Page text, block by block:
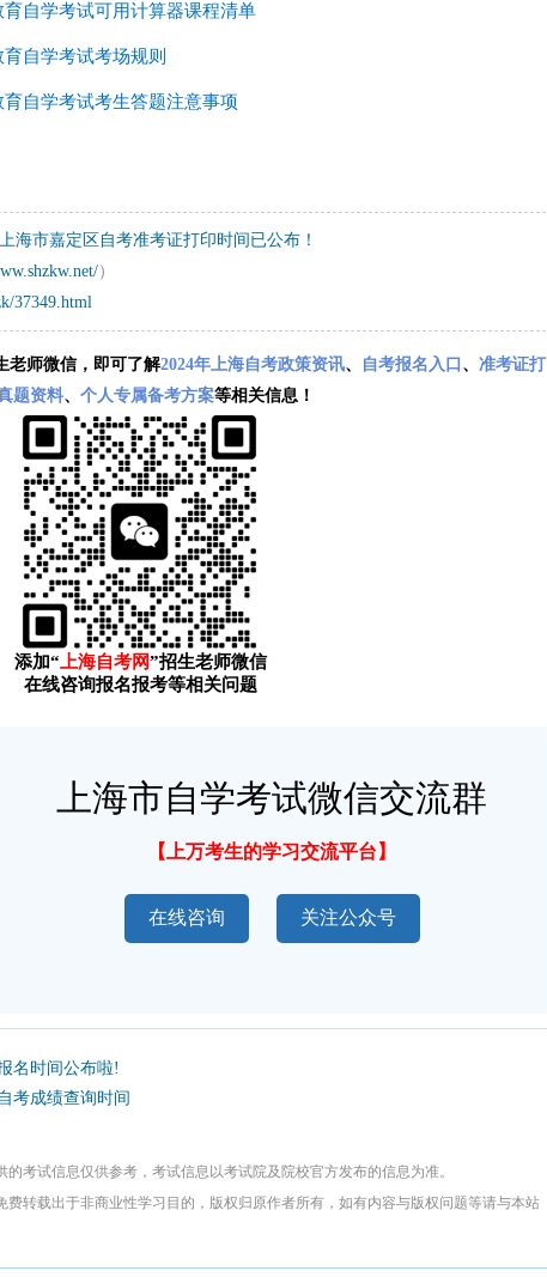
自学考试可用计算器课程清单
自学考试考场规则
自学考试考生答题注意事项
海市嘉定区自考准考证打印时间已公布！
）
37349.html
老师微信，即可了解2024年上海自考政策资讯、 自考报名入口 、 准考证打
题资料、 个人专属备考方案等相关信息！
添加“ 上海自考网”招生老师微信
在线咨询报名报考等相关问题
上海市自学考试微信交流群
【上万考生的学习交流平台】
在线咨询 关注公众号
名时间公布啦!
考成绩查询时间
考试信息仅供参考，考试信息以考试院及院校官方发布的信息为准。
转载出于非商业性学习目的，版权归原作者所有，如有内容与版权问题等请与本站